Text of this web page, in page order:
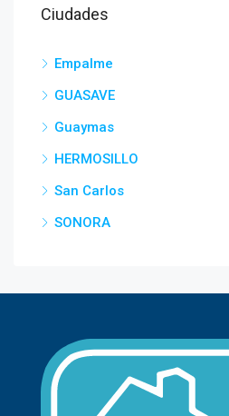
Ciudades
Empalme
GUASAVE
Guaymas
HERMOSILLO
San Carlos
SONORA